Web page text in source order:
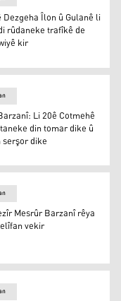
Îlon û Gulanê li
rûdaneke trafîkê de
kir
Li 20ê Cotmehê
din tomar dike û
dike
Xelîfan vekir
Mesrûr Barzanî rêya
vekir